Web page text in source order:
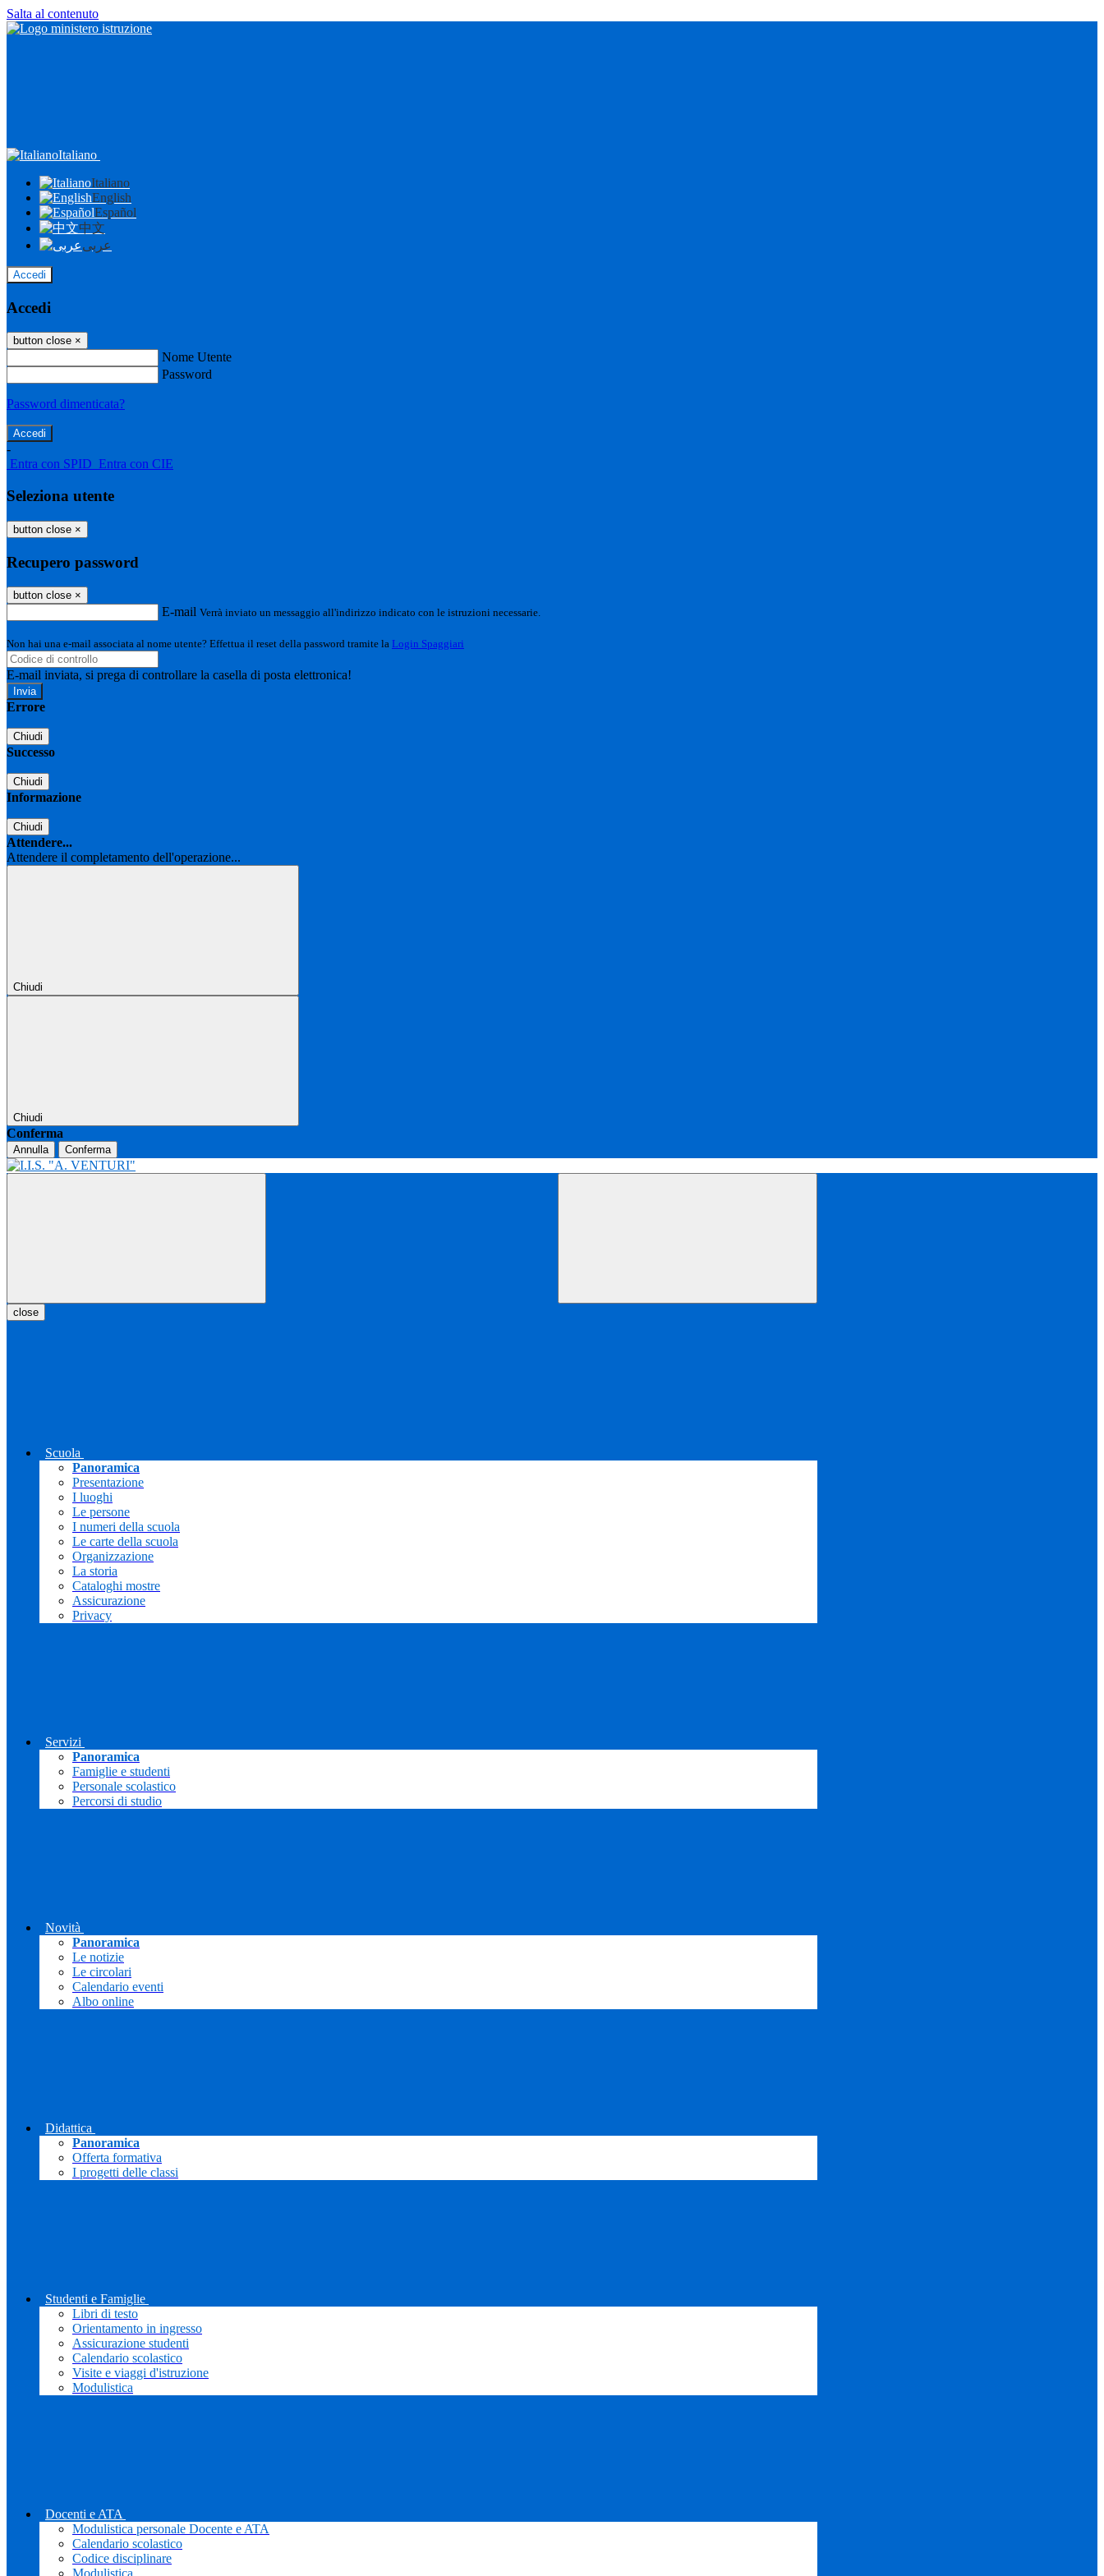
Salta al contenuto
Italiano
Italiano
English
Español
中文
عربى
Accedi
Accedi
button close ×
Nome Utente
Password
Password dimenticata?
-
Entra con SPID Entra con CIE
Seleziona utente
button close ×
Recupero password
button close ×
E-mail Verrà inviato un messaggio all'indirizzo indicato con le istruzioni necessarie.
Non hai una e-mail associata al nome utente? Effettua il reset della password tramite la Login Spaggiari
E-mail inviata, si prega di controllare la casella di posta elettronica!
Errore
Chiudi
Successo
Chiudi
Informazione
Chiudi
Attendere...
Attendere il completamento dell'operazione...
Chiudi
Chiudi
Conferma
Annulla Conferma
close
Scuola
Panoramica
Presentazione
I luoghi
Le persone
I numeri della scuola
Le carte della scuola
Organizzazione
La storia
Cataloghi mostre
Assicurazione
Privacy
Servizi
Panoramica
Famiglie e studenti
Personale scolastico
Percorsi di studio
Novità
Panoramica
Le notizie
Le circolari
Calendario eventi
Albo online
Didattica
Panoramica
Offerta formativa
I progetti delle classi
Studenti e Famiglie
Libri di testo
Orientamento in ingresso
Assicurazione studenti
Calendario scolastico
Visite e viaggi d'istruzione
Modulistica
Docenti e ATA
Modulistica personale Docente e ATA
Calendario scolastico
Codice disciplinare